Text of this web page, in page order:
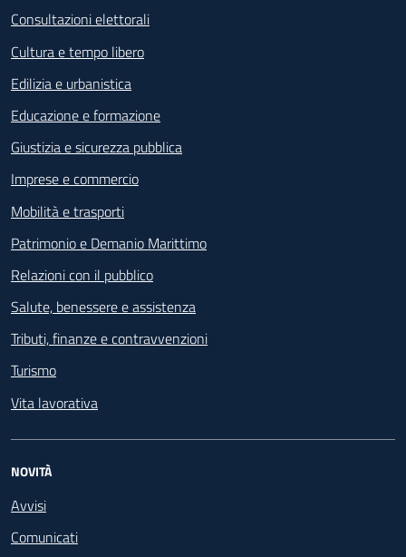
Consultazioni elettorali
Cultura e tempo libero
Edilizia e urbanistica
Educazione e formazione
Giustizia e sicurezza pubblica
Imprese e commercio
Mobilità e trasporti
Patrimonio e Demanio Marittimo
Relazioni con il pubblico
Salute, benessere e assistenza
Tributi, finanze e contravvenzioni
Turismo
Vita lavorativa
NOVITÀ
Avvisi
Comunicati